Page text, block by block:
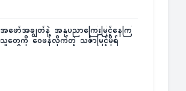
အဖော်အချွတ်နဲ့ အနုပညာကြေးမြင့်နေကြ
သူတွေကို ဝေဖန်လိုက်တဲ့ သင်္ဇာမြင့်မိုရ်